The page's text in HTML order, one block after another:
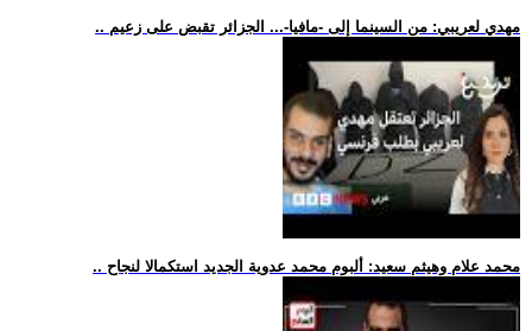
.. مهدي لعريبي: من السينما إلى -مافيا-... الجزائر تقبض على زعيم
.. محمد علام وهيثم سعيد: ألبوم محمد عدوية الجديد استكمالا لنجاح